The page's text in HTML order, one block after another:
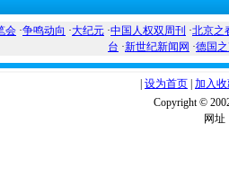
会 ·争鸣动向 ·大纪元 ·中国人权双周刊 ·北京之
台 ·新世纪新闻网 ·德国
设为首页 加入
Copyright ©
网址